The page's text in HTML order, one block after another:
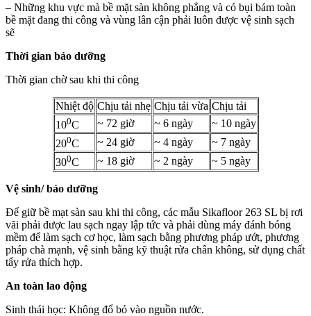
– Những khu vực mà bề mặt sàn không phẳng và có bụi bám toàn
bề mặt đang thi công và vùng lân cận phải luôn được vệ sinh sạch
sẽ
Thời gian bảo dưỡng
Thời gian chờ sau khi thi công
Nhiệt độ Chịu tải nhẹ Chịu tải vừa Chịu tải
100C ~ 72 giờ ~ 6 ngày
~ 10 ngày
200C ~ 24 giờ ~ 4 ngày
~ 7 ngày
300C ~ 18 giờ ~ 2 ngày ~ 5 ngày
Vệ sinh/ bảo dưỡng
Để giữ bề mạt sàn sau khi thi công, các mẫu Sikafloor 263 SL bị rơi
vãi phải được lau sạch ngay lập tức và phải dùng máy đánh bóng
mềm để làm sạch cơ học, làm sạch bằng phương pháp ướt, phương
pháp chà mạnh, vệ sinh bằng kỹ thuật rửa chân không, sử dụng chất
tẩy rửa thích hợp.
An toàn lao động
Sinh thái học: Không đổ bỏ vào nguồn nước.